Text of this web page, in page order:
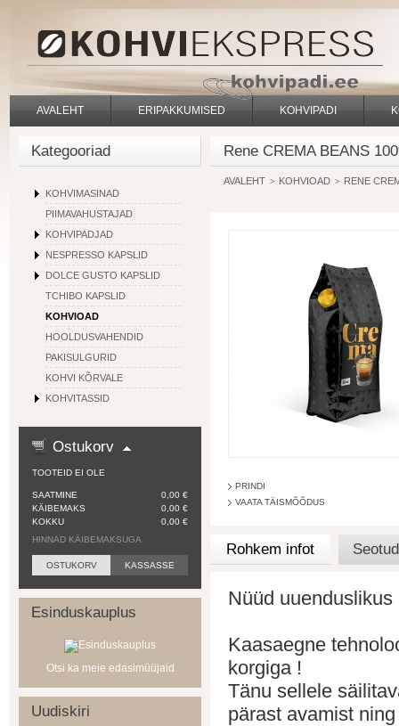
AVALEHT ERIPAKKUMISED KOHVIPADI
Kategooriad
KOHVIMASINAD
PIIMAVAHUSTAJAD
KOHVIPADJAD
NESPRESSO KAPSLID
DOLCE GUSTO KAPSLID
TCHIBO KAPSLID
KOHVIOAD
HOOLDUSVAHENDID
PAKISULGURID
KOHVI KÕRVALE
KOHVITASSID
Ostukorv
TOOTEID EI OLE
SAATMINE
0,00 €
KÄIBEMAKS
0,00 €
KOKKU
0,00 €
HINNAD KÄIBEMAKSUGA
OSTUKORV KASSASSE
Esinduskauplus
Otsi ka meie edasimüüjaid
Uudiskiri
Rene CREMA BEANS
AVALEHT > KOHVIOAD > RENE
PRINDI
VAATA TÄISMÕÕDUS
Rohkem infot
Nüüd uuenduslikus
Kaasaegne
korgiga !
Tänu sellele
pärast avamist